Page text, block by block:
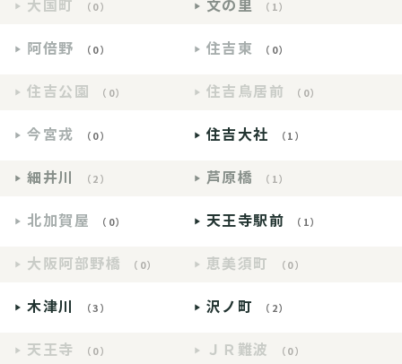
大国町 （0） 文の里 （1）
阿倍野 （0） 住吉東 （0）
住吉公園 （0） 住吉鳥居前 （0）
今宮戎 （0） 住吉大社 （1）
細井川 （2） 芦原橋 （1）
北加賀屋 （0） 天王寺駅前 （1）
大阪阿部野橋 （0） 恵美須町 （0）
木津川 （3） 沢ノ町 （2）
天王寺 （0） ＪＲ難波 （0）